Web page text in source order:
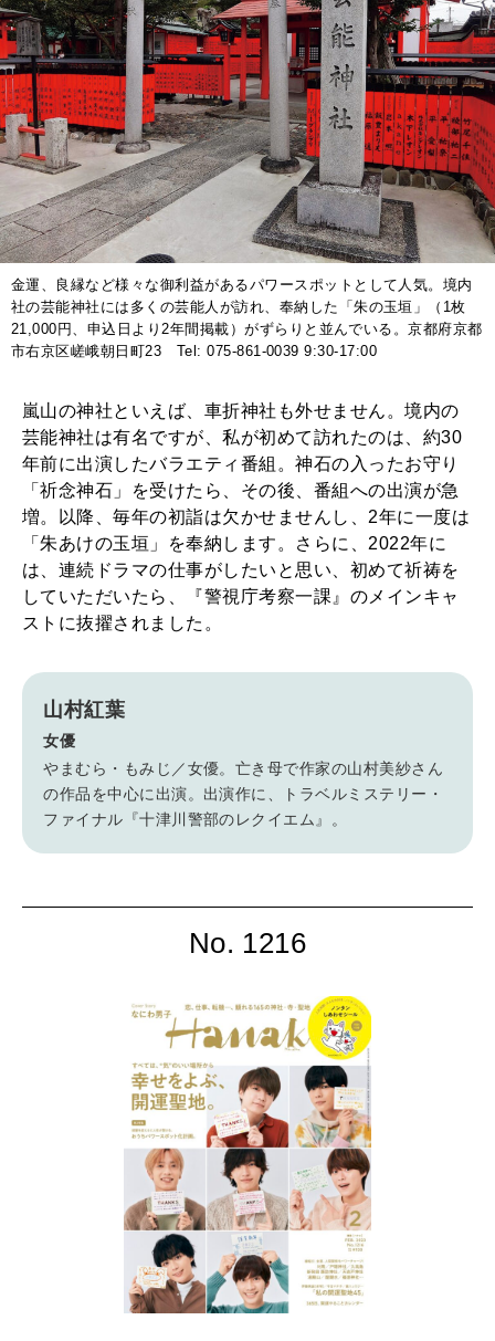
金運、良縁など様々な御利益があるパワースポットとして人気。境内
社の芸能神社には多くの芸能人が訪れ、奉納した「朱の玉垣」（1枚
21,000円、申込日より2年間掲載）がずらりと並んでいる。京都府京都
市右京区嵯峨朝日町23 Tel: 075-861-0039 9:30-17:00
嵐山の神社といえば、車折神社も外せません。境内の
芸能神社は有名ですが、私が初めて訪れたのは、約30
年前に出演したバラエティ番組。神石の入ったお守り
「祈念神石」を受けたら、その後、番組への出演が急
増。以降、毎年の初詣は欠かせませんし、2年に一度は
「朱あけの玉垣」を奉納します。さらに、2022年に
は、連続ドラマの仕事がしたいと思い、初めて祈祷を
していただいたら、『警視庁考察一課』のメインキャ
ストに抜擢されました。
山村紅葉
女優
やまむら・もみじ／女優。亡き母で作家の山村美紗さん
の作品を中心に出演。出演作に、トラベルミステリー・
ファイナル『十津川警部のレクイエム』。
No. 1216